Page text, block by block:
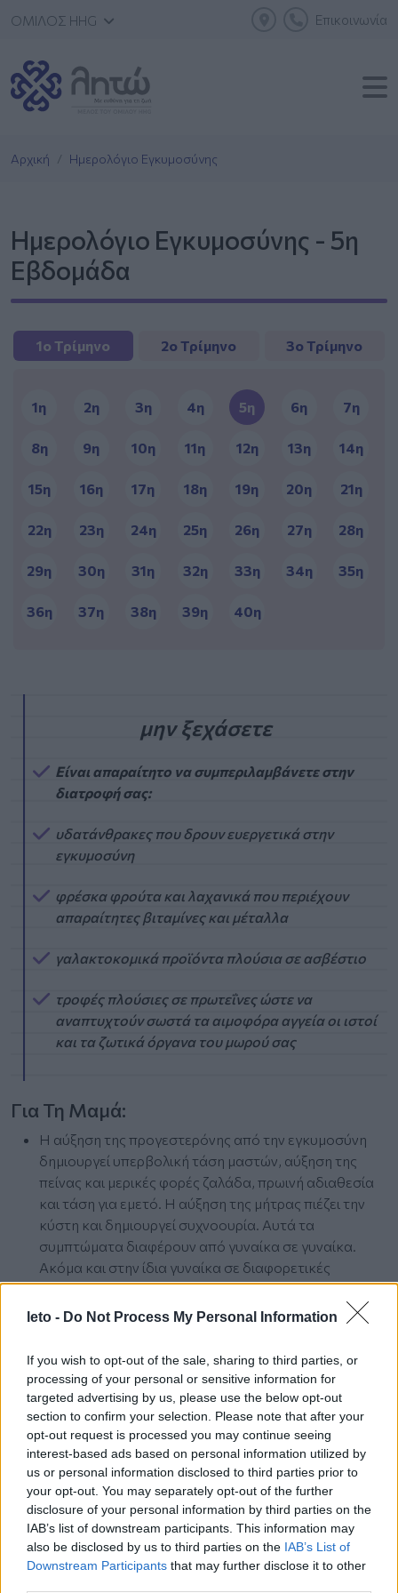
leto - Do Not Process My Personal Information
If you wish to opt-out of the sale, sharing to third parties, or
processing of your personal or sensitive information for
targeted advertising by us, please use the below opt-out
section to confirm your selection. Please note that after your
opt-out request is processed you may continue seeing
interest-based ads based on personal information utilized by
us or personal information disclosed to third parties prior to
your opt-out. You may separately opt-out of the further
disclosure of your personal information by third parties on the
IAB’s list of downstream participants. This information may
also be disclosed by us to third parties on the IAB’s List of
Downstream Participants that may further disclose it to other
ΟΜΙΛΟΣ HHG Επικοινωνία
Αρχική Ημερολόγιο Εγκυμοσύνης
Ημερολόγιο Εγκυμοσύνης - 5η
Εβδομάδα
1ο Τρίμηνο 2ο Τρίμηνο 3ο Τρίμηνο
1η 2η 3η 4η 5η 6η 7η
8η 9η 10η 11η 12η 13η 14η
15η 16η 17η 18η 19η 20η 21η
22η 23η 24η 25η 26η 27η 28η
29η 30η 31η 32η 33η 34η 35η
36η 37η 38η 39η 40η
Είναι απαραίτητο να συμπεριλαμβάνετε στην
διατροφή σας:
υδατάνθρακες που δρουν ευεργετικά στην
εγκυμοσύνη
φρέσκα φρούτα και λαχανικά που περιέχουν
απαραίτητες βιταμίνες και μέταλλα
γαλακτοκομικά προϊόντα πλούσια σε ασβέστιο
τροφές πλούσιες σε πρωτεΐνες ώστε να
αναπτυχτούν σωστά τα αιμοφόρα αγγεία οι ιστοί
και τα ζωτικά όργανα του μωρού σας
Για Τη Μαμά:
Η αύξηση της προγεστερόνης από την εγκυμοσύνη
δημιουργεί υπερβολική τάση μαστών, αύξηση της
πείνας και μερικές φορές ζαλάδα, πρωινή αδιαθεσία
και τάση για εμετό. Η αύξηση της μήτρας πιέζει την
κύστη και δημιουργεί συχνοουρία. Αυτά τα
συμπτώματα διαφέρουν από γυναίκα σε γυναίκα.
Ακόμα και στην ίδια γυναίκα σε διαφορετικές
εγκυμοσύνες.
Για Το Μωρό:
Το έμβρυο είναι ένας μικρός δίσκος που αποτελείτε
από τρία στρώματα. Τα τρία αυτά στρώματα
ονομάζονται εκτόδερμα, μεσόδερμα και ενδόδερμα.
Από το εκτόδερμα θα δημιουργηθούν ο νευρικός
σωλήνας που στο μέλλον θα δώσει το νευρικό
σύστημα (εγκέφαλο, νωτιαίο μυελό), δέρμα και
τρίχες. Το μεσαίο στρώμα (μεσόδερμα) θα δώσει την
καρδιά, το κυκλοφορικό σύστημα, τα οστά, τους μυς,
τα νεφρά, τα αναπαραγωγικά όργανα. Σε αυτή την
εβδομάδα η καρδιά και ένα πρόγονο κυκλοφορικό
σύστημα θα δημιουργηθεί γρήγορα. Η καρδιά και το
κυκλοφορικό είναι το πρώτο σύστημα που θα